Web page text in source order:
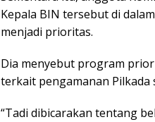
Kepala BIN tersebut di
menjadi prioritas.
Dia menyebut program
terkait pengamanan Pilkada
“Tadi dibicarakan tentang